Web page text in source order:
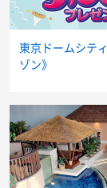
東京ドームシテ
ゾン》